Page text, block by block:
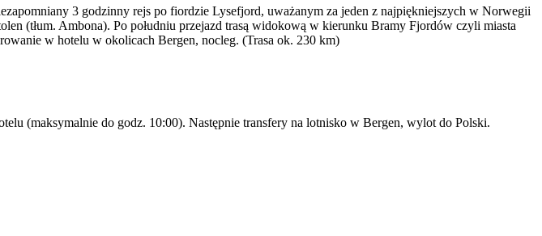
3 godzinny rejs po fiordzie Lysefjord, uważanym za jeden z najpiękniejszych w Norwegii
(tłum. Ambona). Po południu przejazd trasą widokową w kierunku Bramy Fjordów czyli miasta
w hotelu w okolicach Bergen, nocleg. (Trasa ok. 230 km)
(maksymalnie do godz. 10:00). Następnie transfery na lotnisko w Bergen, wylot do Polski.